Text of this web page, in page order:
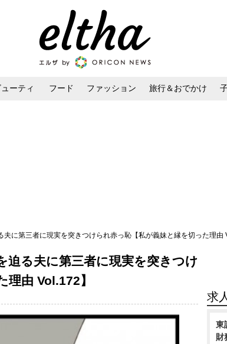
ューティ フード ファッション 旅行＆おでかけ
夫に第三者に現実を突きつけられ赤っ恥【私が義妹と縁を切った理由
迫る夫に第三者に現実を突きつけ
由 Vol.172】
求
東
財